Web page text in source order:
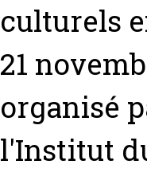
culturels
21
organisé
l'Institut